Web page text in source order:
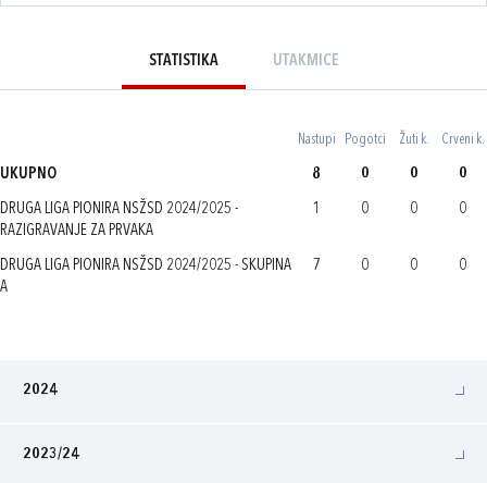
STATISTIKA UTAKMICE
Nastupi Pogotci Žuti k. Crveni k.
UKUPNO 8 0 0 0
DRUGA LIGA PIONIRA NSŽSD 2024/2025 -
RAZIGRAVANJE ZA PRVAKA
1 0 0 0
DRUGA LIGA PIONIRA NSŽSD 2024/2025 - SKUPINA
A
7 0 0 0
2024
2023/24